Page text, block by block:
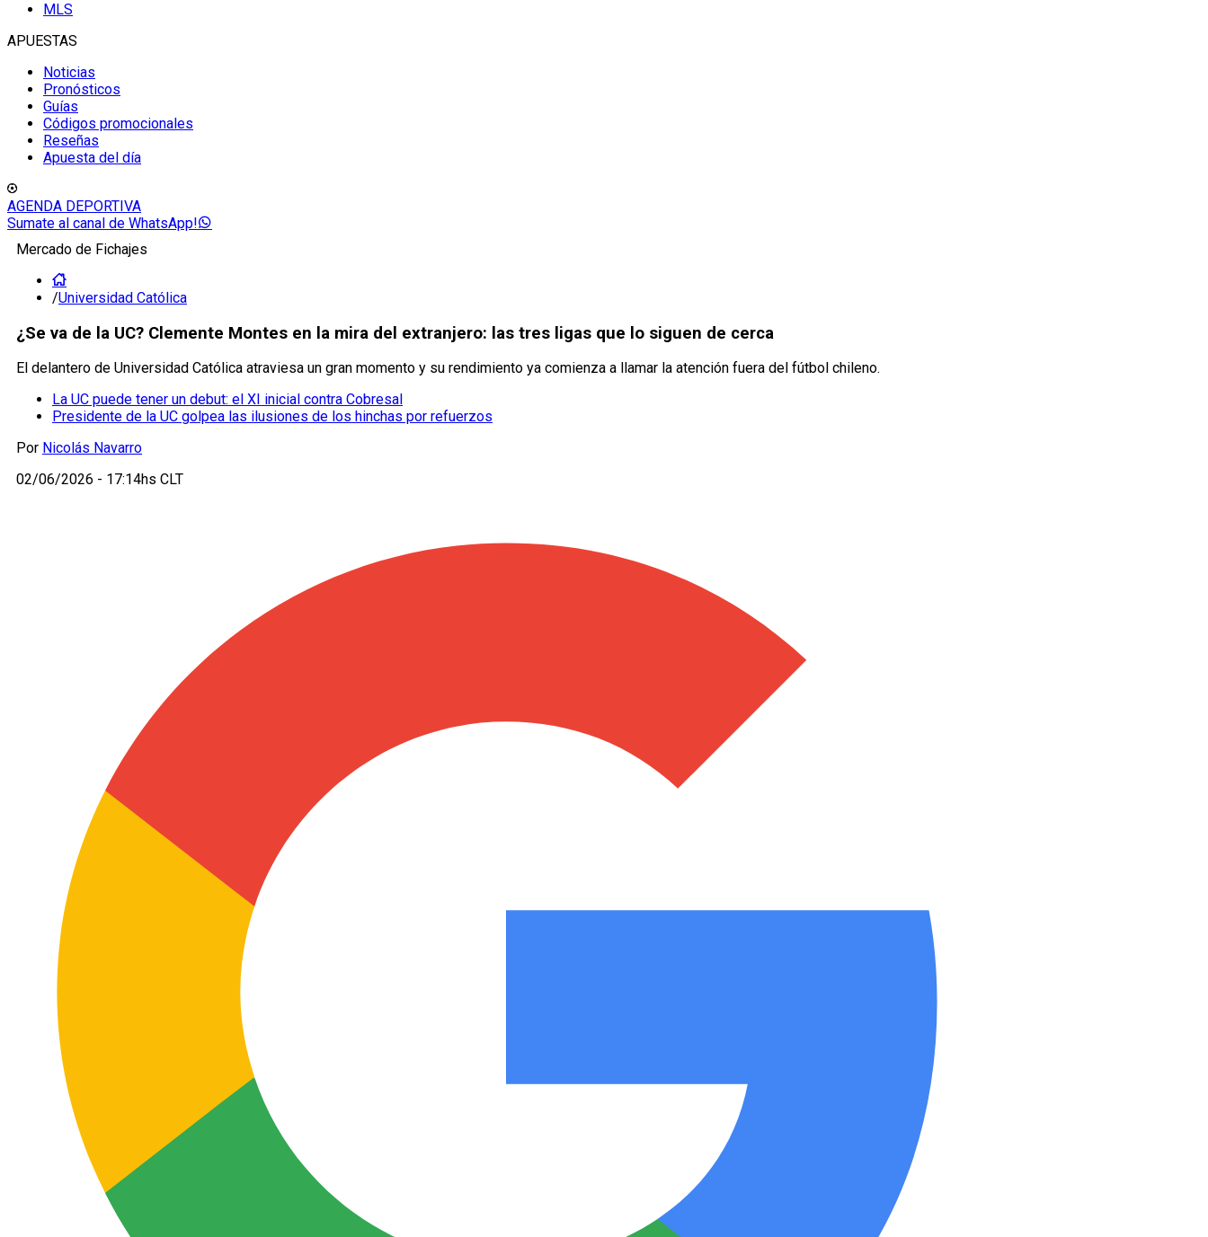
MLS
APUESTAS
Noticias
Pronósticos
Guías
Códigos promocionales
Reseñas
Apuesta del día
AGENDA DEPORTIVA
Sumate al canal de WhatsApp!
Mercado de Fichajes
/Universidad Católica
¿Se va de la UC? Clemente Montes en la mira del extranjero: las tres ligas que lo siguen de cerca
El delantero de Universidad Católica atraviesa un gran momento y su rendimiento ya comienza a llamar la atención fuera del fútbol chileno.
La UC puede tener un debut: el XI inicial contra Cobresal
Presidente de la UC golpea las ilusiones de los hinchas por refuerzos
Por Nicolás Navarro
02/06/2026 - 17:14hs CLT